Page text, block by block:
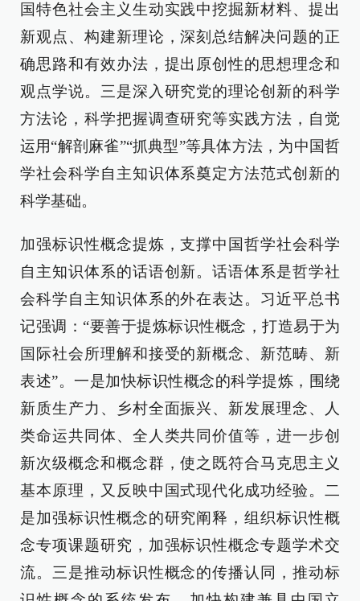
国特色社会主义生动实践中挖掘新材料、提出
新观点、构建新理论，深刻总结解决问题的正
确思路和有效办法，提出原创性的思想理念和
观点学说。三是深入研究党的理论创新的科学
方法论，科学把握调查研究等实践方法，自觉
运用“解剖麻雀”“抓典型”等具体方法，为中国哲
学社会科学自主知识体系奠定方法范式创新的
科学基础。
加强标识性概念提炼，支撑中国哲学社会科学
自主知识体系的话语创新。话语体系是哲学社
会科学自主知识体系的外在表达。习近平总书
记强调：“要善于提炼标识性概念，打造易于为
国际社会所理解和接受的新概念、新范畴、新
表述”。一是加快标识性概念的科学提炼，围绕
新质生产力、乡村全面振兴、新发展理念、人
类命运共同体、全人类共同价值等，进一步创
新次级概念和概念群，使之既符合马克思主义
基本原理，又反映中国式现代化成功经验。二
是加强标识性概念的研究阐释，组织标识性概
念专项课题研究，加强标识性概念专题学术交
流。三是推动标识性概念的传播认同，推动标